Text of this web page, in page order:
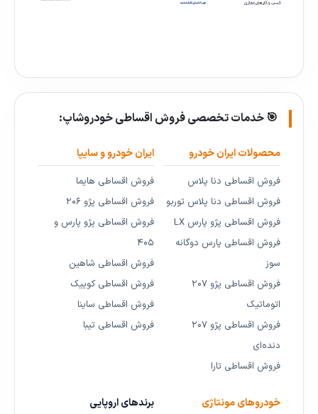
🎯 خدمات تخصصی فروش اقساطی خودروشاپ:
محصولات ایران خودرو
فروش اقساطی دنا پلاس
فروش اقساطی دنا پلاس توربو
فروش اقساطی پژو پارس LX
فروش اقساطی پارس دوگانه
سوز
فروش اقساطی پژو ۲۰۷
اتوماتیک
فروش اقساطی پژو ۲۰۷
دنده‌ای
فروش اقساطی تارا
ایران خودرو و سایپا
فروش اقساطی هایما
فروش اقساطی پژو ۲۰۶
فروش اقساطی پژو پارس و
۴۰۵
فروش اقساطی شاهین
فروش اقساطی کوییک
فروش اقساطی ساینا
فروش اقساطی تیبا
خودروهای مونتاژی برندهای اروپایی